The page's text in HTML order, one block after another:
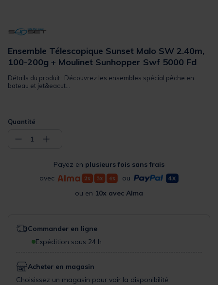
Ensemble Télescopique Sunset Malo SW 2.40m,
100-200g + Moulinet Sunhopper Swf 5000 Fd
Détails du produit : Découvrez les ensembles spécial pêche en
bateau et jet&eacut...
Quantité
− 1 +
Payez en plusieurs fois sans frais
avec
ou
ou en 10x avec Alma
Commander en ligne
Expédition sous 24 h
Acheter en magasin
Choisissez un magasin pour voir la disponibilité